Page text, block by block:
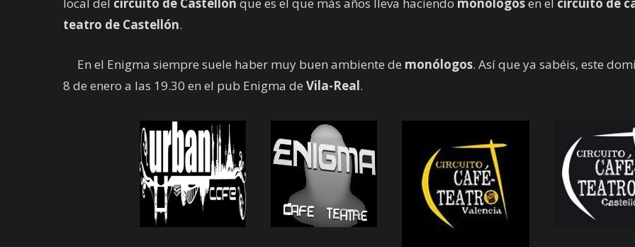
teatro de Castellón.
En el Enigma siempre suele haber muy buen ambiente de monólogos. Así que ya sabéis, este
8 de enero a las 19.30 en el pub Enigma de Vila-Real.